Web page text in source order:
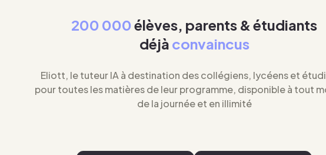
200 000élèves, parents & étudiants
déjà convaincus
Eliott, le tuteur IA à destination des collégiens, lycéens et
pour toutes les matières de leur programme, disponible à tout
de la journée et en illimité